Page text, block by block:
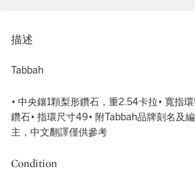
描述
Tabbah
• 中央鑲1顆梨形鑽石，重2.54卡拉• 寬指
鑽石• 指環尺寸49• 附Tabbah品牌刻名及
主，中文翻譯僅供參考
Condition